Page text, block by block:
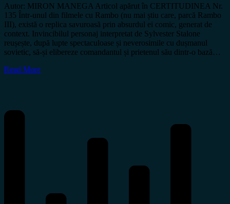
Autor: MIRON MANEGA Articol apărut în CERTITUDINEA Nr.
135 Într-unul din filmele cu Rambo (nu mai știu care, parcă Rambo
III), există o replica savuroasă prin absurdul ei comic, generat de
context. Invincibilul personaj interpretat de Sylvester Stalone
reușește, după lupte spectaculoase și neverosimile cu dușmanul
sovietic, să-și elibereze comandantul și prietenul său dintr-o bază…
Read More